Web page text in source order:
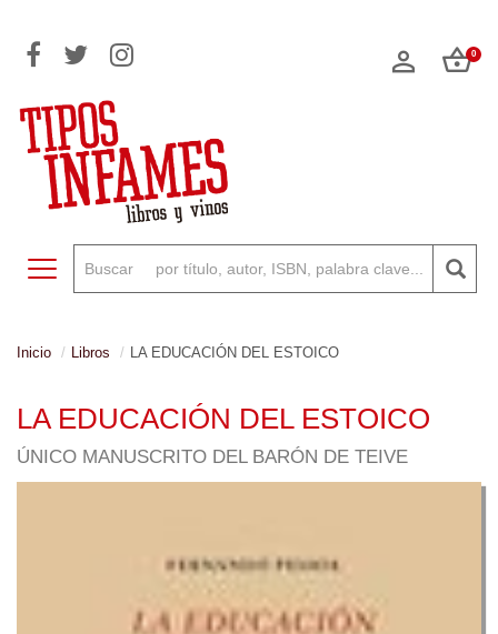
0
Toggle navigation
Inicio Libros LA EDUCACIÓN DEL ESTOICO
LA EDUCACIÓN DEL ESTOICO
ÚNICO MANUSCRITO DEL BARÓN DE TEIVE